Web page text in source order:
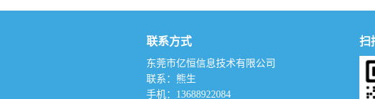
联系方式
东莞市亿恒信息技术有限公司
联系：熊生
手机：13688922084
扫